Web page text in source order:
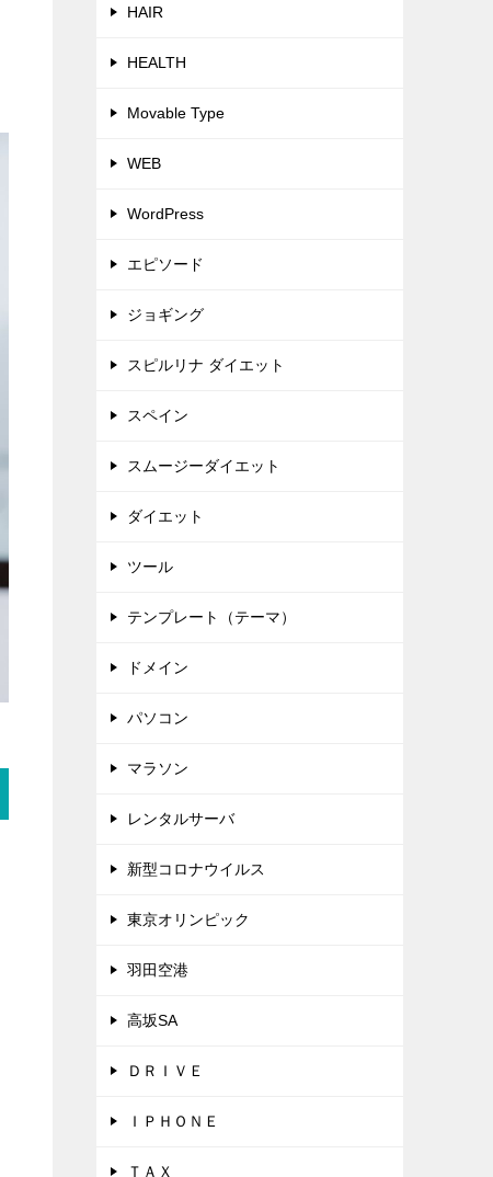
HAIR
HEALTH
Movable Type
WEB
WordPress
エピソード
ジョギング
スピルリナ ダイエット
スペイン
スムージーダイエット
ダイエット
ツール
テンプレート（テーマ）
ドメイン
パソコン
マラソン
レンタルサーバ
新型コロナウイルス
東京オリンピック
羽田空港
高坂SA
ＤＲＩＶＥ
ＩＰＨＯＮＥ
ＴＡＸ